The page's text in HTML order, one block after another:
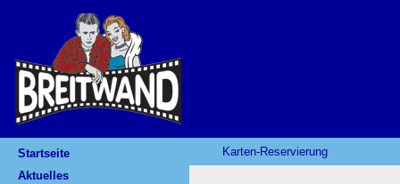
Startseite
Aktuelles
Karten-Reservierung